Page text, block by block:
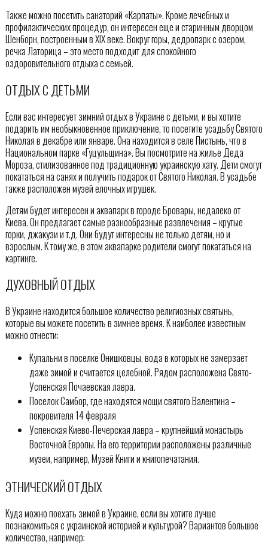
Также можно посетить санаторий «Карпаты». Кроме лечебных и
профилактических процедур, он интересен еще и старинным дворцом
Шенборн, построенным в XIX веке. Вокруг горы, дедропарк с озером,
речка Латорица – это место подходит для спокойного
оздоровительного отдыха с семьей.
ОТДЫХ С ДЕТЬМИ
Если вас интересует зимний отдых в Украине с детьми, и вы хотите
подарить им необыкновенное приключение, то посетите усадьбу Святого
Николая в декабре или январе. Она находится в селе Пистынь, что в
Национальном парке «Гуцульщина». Вы посмотрите на жилье Деда
Мороза, стилизованное под традиционную украинскую хату. Дети смогут
покататься на санях и получить подарок от Святого Николая. В усадьбе
также расположен музей елочных игрушек.
Детям будет интересен и аквапарк в городе Бровары, недалеко от
Киева. Он предлагает самые разнообразные развлечения – крутые
горки, джакузи и т.д. Они будут интересны не только детям, но и
взрослым. К тому же, в этом аквапарке родители смогут покататься на
картинге.
ДУХОВНЫЙ ОТДЫХ
В Украине находится большое количество религиозных святынь,
которые вы можете посетить в зимнее время. К наиболее известным
можно отнести:
Купальни в поселке Онишковцы, вода в которых не замерзает
даже зимой и считается целебной. Рядом расположена Свято-
Успенская Почаевская лавра.
Поселок Самбор, где находятся мощи святого Валентина –
покровителя 14 февраля
Успенская Киево-Печерская лавра – крупнейший монастырь
Восточной Европы. На его территории расположены различные
музеи, например, Музей Книги и книгопечатания.
ЭТНИЧЕСКИЙ ОТДЫХ
Куда можно поехать зимой в Украине, если вы хотите лучше
познакомиться с украинской историей и культурой? Вариантов большое
количество, например: